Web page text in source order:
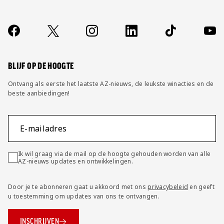
Contact
FAQ
Socials
https://www.facebook.com/AZAlkmaar
X Instagram LinkedIn TikTok
BLIJF OP DE HOOGTE
Ontvang als eerste het laatste AZ-nieuws, de leukste winacties en de
beste aanbiedingen!
E-mailadres
Ik wil graag via de mail op de hoogte gehouden worden van alle
AZ-nieuws updates en ontwikkelingen.
Door je te abonneren gaat u akkoord met onsprivacybeleid en geeft
u toestemming om updates van ons te ontvangen.
INSCHRIJVEN